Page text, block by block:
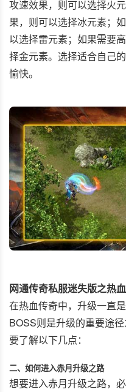
攻速效果，则可以选择火
果，则可以选择冰元素；
以选择雷元素；如果需要
择金元素。选择适合自己
愉快。
网通传奇私服迷失版之热
在热血传奇中，升级一直
BOSS则是升级的重要途
要了解以下几点：
二、如何进入赤月升级之路
想要进入赤月升级之路，